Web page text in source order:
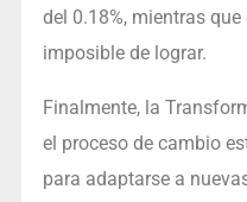
del 0.18%, mientras
imposible de lograr.
Finalmente, la
el proceso de cambio
para adaptarse a